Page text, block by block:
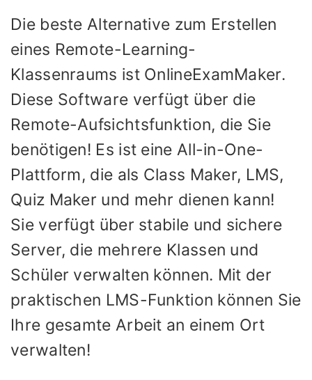
Die beste Alternative zum Erstellen
eines Remote-Learning-
Klassenraums ist OnlineExamMaker.
Diese Software verfügt über die
Remote-Aufsichtsfunktion, die Sie
benötigen! Es ist eine All-in-One-
Plattform, die als Class Maker, LMS,
Quiz Maker und mehr dienen kann!
Sie verfügt über stabile und sichere
Server, die mehrere Klassen und
Schüler verwalten können. Mit der
praktischen LMS-Funktion können Sie
Ihre gesamte Arbeit an einem Ort
verwalten!